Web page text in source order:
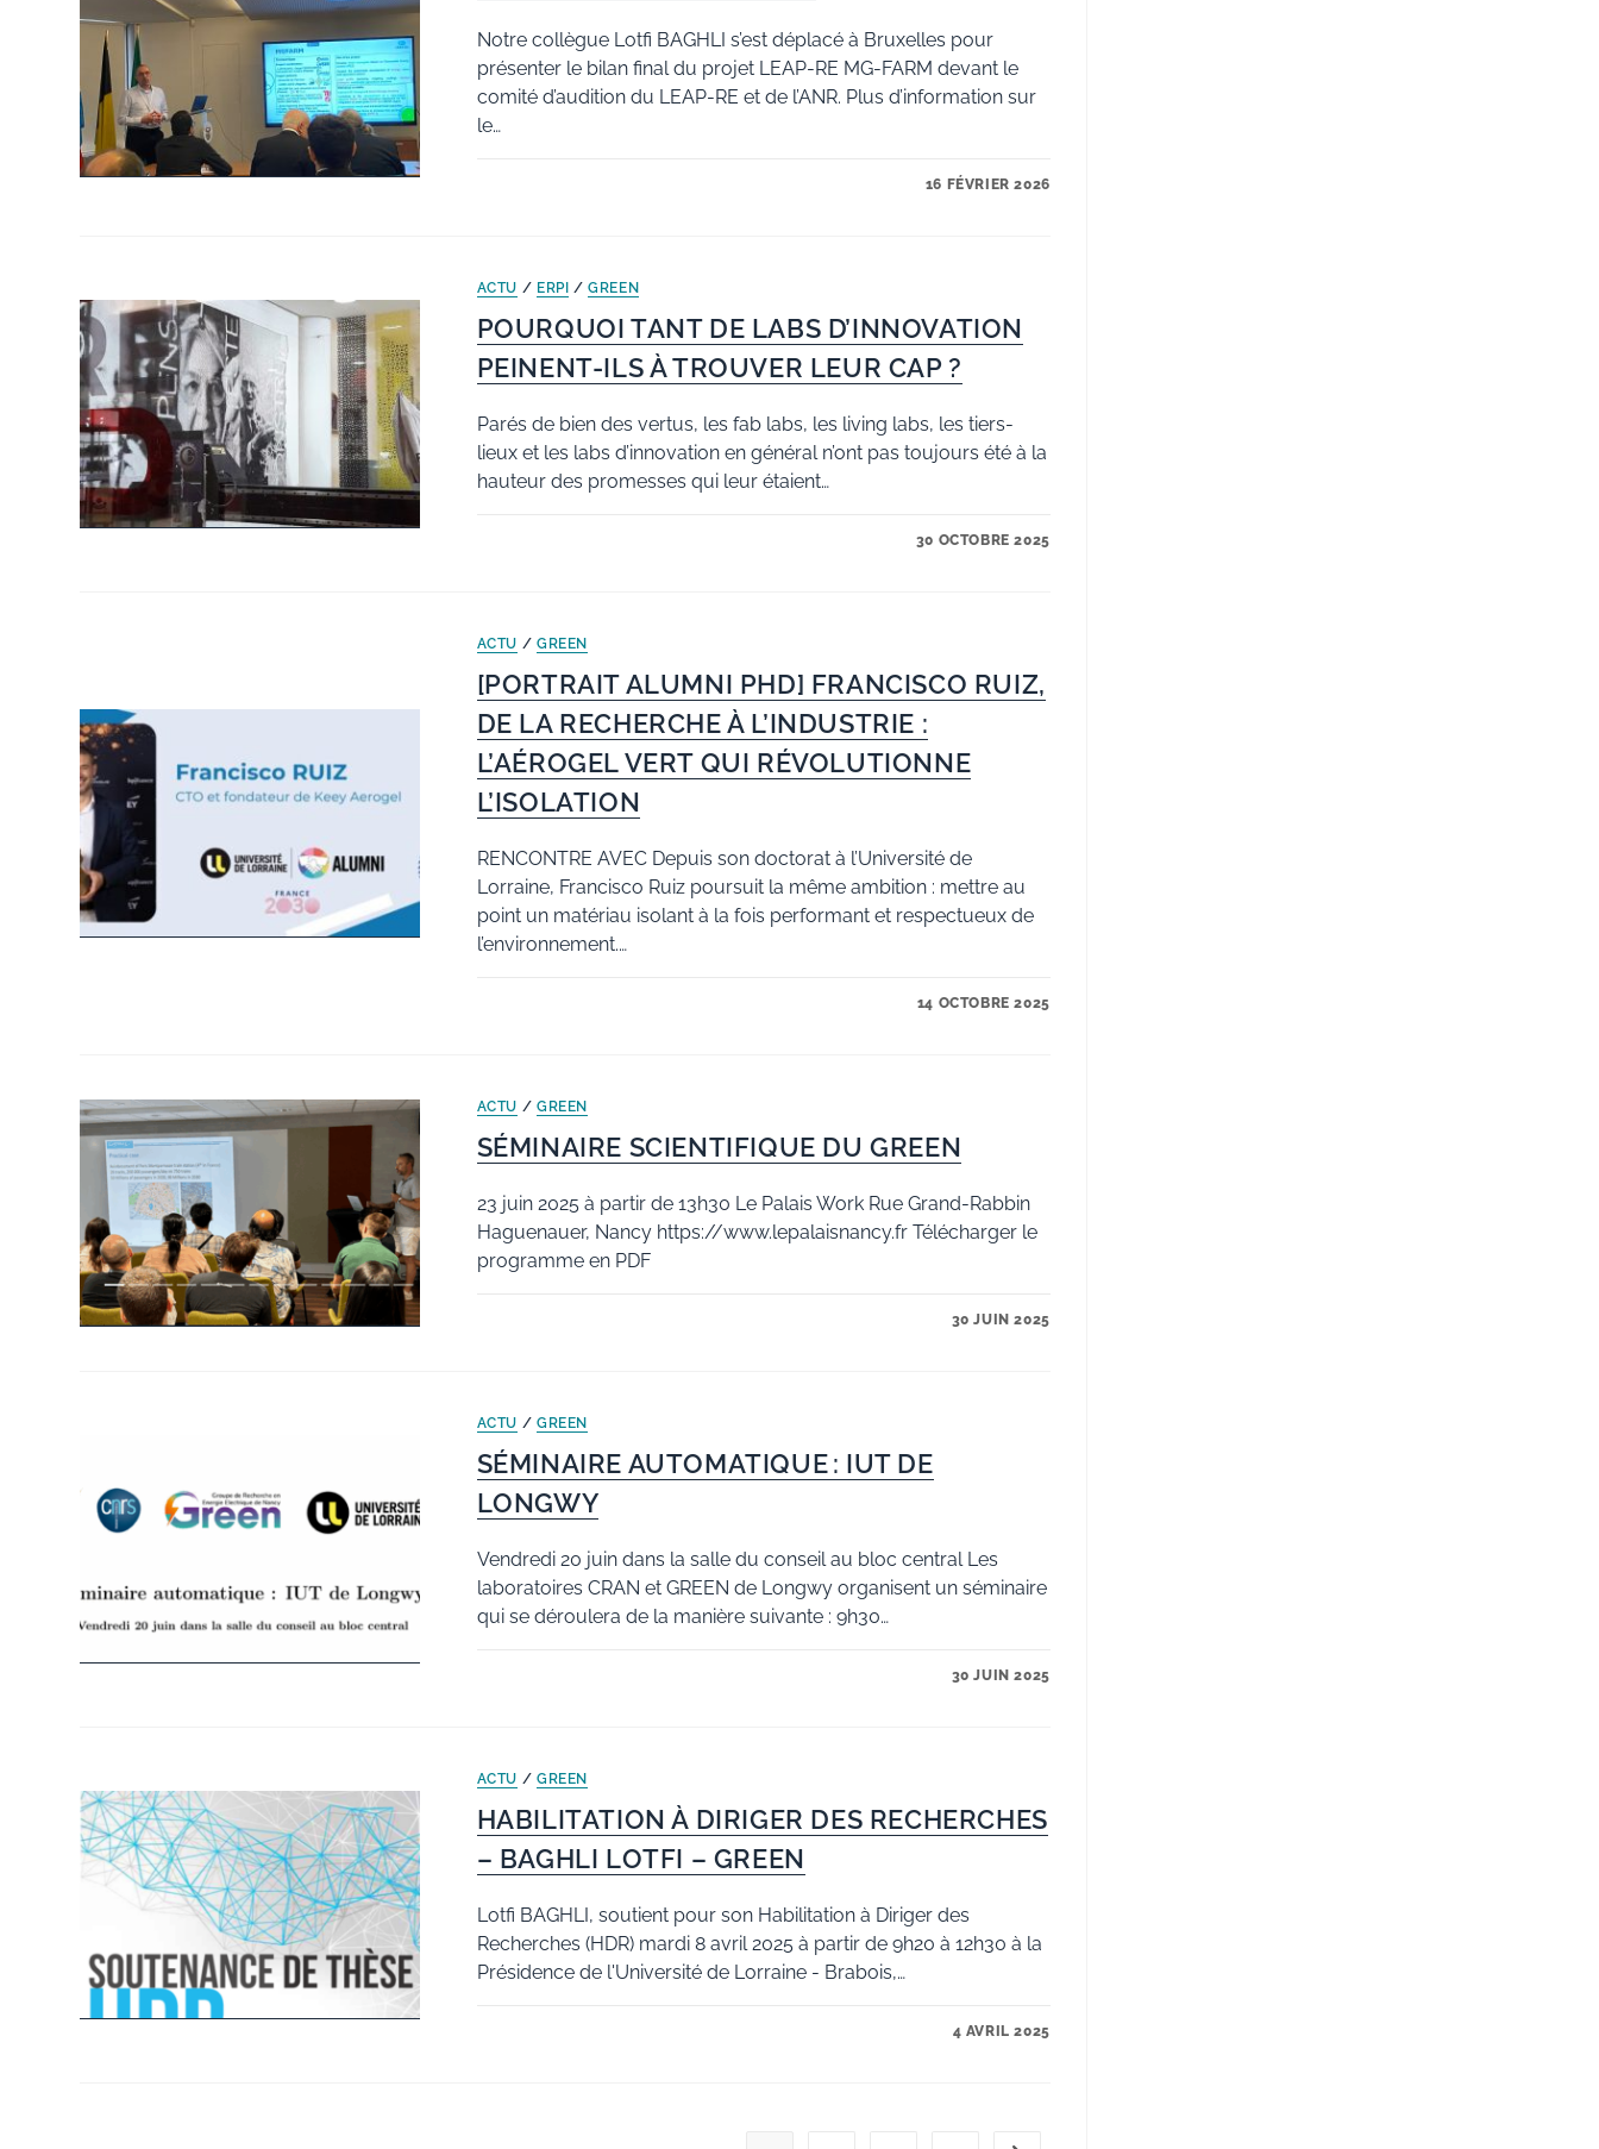
Notre collègue Lotfi BAGHLI s’est déplacé à Bruxelles pour
présenter le bilan final du projet LEAP-RE MG-FARM devant le
comité d’audition du LEAP-RE et de l’ANR. Plus d’information sur
le…
16 FÉVRIER 2026
ACTU / ERPI /GREEN
POURQUOI TANT DE LABS D’INNOVATION
PEINENT-ILS À TROUVER LEUR CAP ?
Parés de bien des vertus, les fab labs, les living labs, les tiers-
lieux et les labs d’innovation en général n’ont pas toujours été à la
hauteur des promesses qui leur étaient…
30 OCTOBRE 2025
ACTU / GREEN
[PORTRAIT ALUMNI PHD] FRANCISCO RUIZ,
DE LA RECHERCHE À L’INDUSTRIE :
L’AÉROGEL VERT QUI RÉVOLUTIONNE
L’ISOLATION
RENCONTRE AVEC Depuis son doctorat à l’Université de
Lorraine, Francisco Ruiz poursuit la même ambition : mettre au
point un matériau isolant à la fois performant et respectueux de
l’environnement.…
14 OCTOBRE 2025
ACTU / GREEN
SÉMINAIRE SCIENTIFIQUE DU GREEN
23 juin 2025 à partir de 13h30 Le Palais Work Rue Grand-Rabbin
Haguenauer, Nancy https://www.lepalaisnancy.fr Télécharger le
programme en PDF
30 JUIN 2025
ACTU / GREEN
SÉMINAIRE AUTOMATIQUE : IUT DE
LONGWY
Vendredi 20 juin dans la salle du conseil au bloc central Les
laboratoires CRAN et GREEN de Longwy organisent un séminaire
qui se déroulera de la manière suivante : 9h30…
30 JUIN 2025
ACTU / GREEN
HABILITATION À DIRIGER DES RECHERCHES
– BAGHLI LOTFI – GREEN
Lotfi BAGHLI, soutient pour son Habilitation à Diriger des
Recherches (HDR) mardi 8 avril 2025 à partir de 9h20 à 12h30 à la
Présidence de l'Université de Lorraine - Brabois,…
4 AVRIL 2025